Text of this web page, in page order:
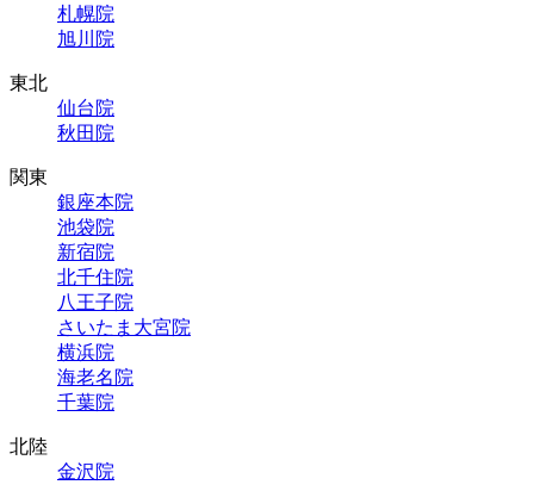
札幌院
旭川院
東北
仙台院
秋田院
関東
銀座本院
池袋院
新宿院
北千住院
八王子院
さいたま大宮院
横浜院
海老名院
千葉院
北陸
金沢院